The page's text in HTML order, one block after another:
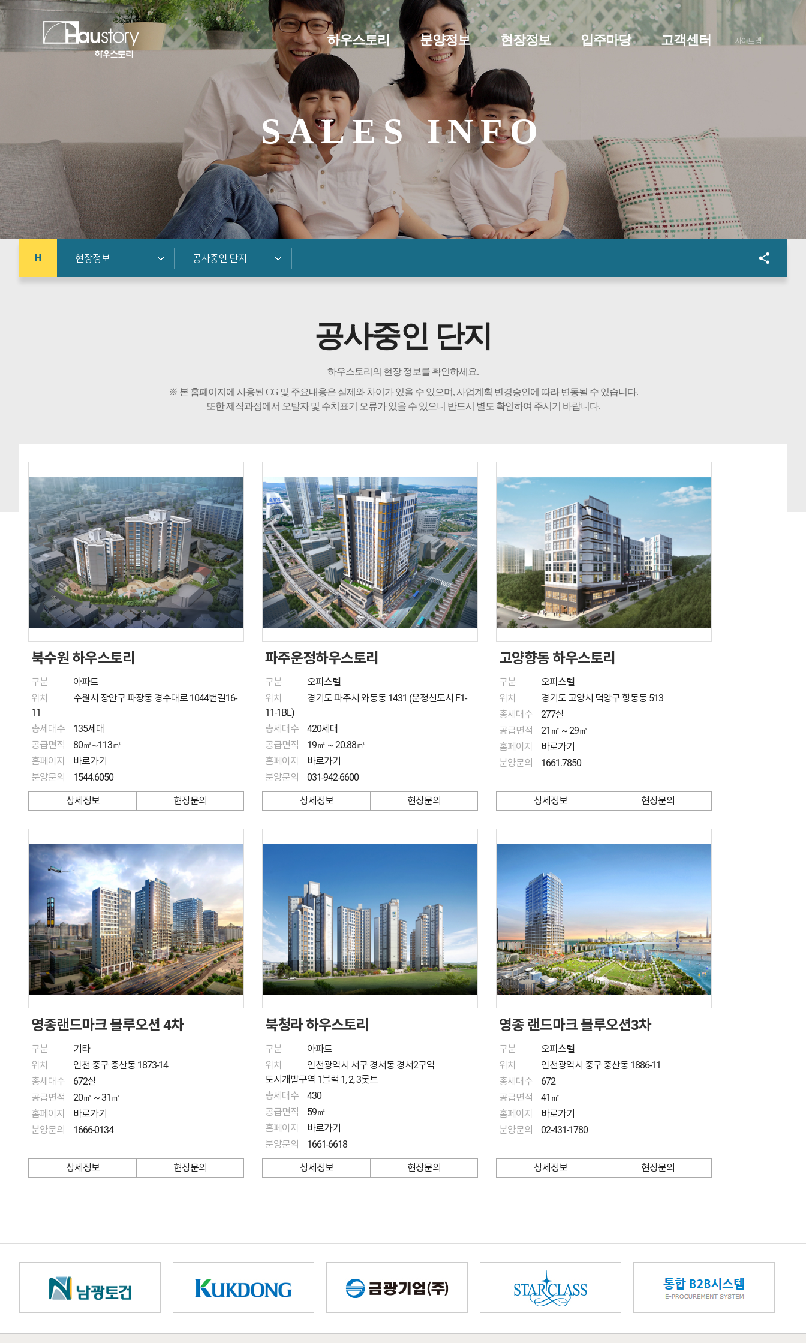
하우스토리 분양정보 현장정보 입주마당 고객센터 사이트맵
SALES INFO
현장정보 공사중인 단지
공사중인 단지
하우스토리의 현장 정보를 확인하세요.
※ 본 홈페이지에 사용된 CG 및 주요내용은 실제와 차이가 있을 수 있으며, 사업계획 변경승인에 따라 변동될 수 있습니다.
또한 제작과정에서 오탈자 및 수치표기 오류가 있을 수 있으니 반드시 별도 확인하여 주시기 바랍니다.
북수원 하우스토리
구분
아파트
위치
수원시 장안구 파장동 경수대로 1044번길16-
11
총세대수
135세대
공급면적
80㎡~113㎡
홈페이지
바로가기
분양문의
1544.6050
상세정보 현장문의
파주운정하우스토리
구분
오피스텔
위치
경기도 파주시 와동동 1431 (운정신도시 F1-
11-1BL)
총세대수
420세대
공급면적
19㎡ ~ 20.88㎡
홈페이지
바로가기
분양문의
031-942-6600
상세정보 현장문의
고양향동 하우스토리
구분
오피스텔
위치
경기도 고양시 덕양구 향동동 513
총세대수
277실
공급면적
21㎡ ~ 29㎡
홈페이지
바로가기
분양문의
1661.7850
상세정보 현장문의
영종랜드마크 블루오션 4차
구분
기타
위치
인천 중구 중산동 1873-14
총세대수
672실
공급면적
20㎡ ~ 31㎡
홈페이지
바로가기
분양문의
1666-0134
상세정보 현장문의
북청라 하우스토리
구분
아파트
위치
인천광역시 서구 경서동 경서2구역
도시개발구역 1블럭 1, 2, 3롯트
총세대수
430
공급면적
59㎡
홈페이지
바로가기
분양문의
1661-6618
상세정보 현장문의
영종 랜드마크 블루오션3차
구분
오피스텔
위치
인천광역시 중구 중산동 1886-11
총세대수
672
공급면적
41㎡
홈페이지
바로가기
분양문의
02-431-1780
상세정보 현장문의